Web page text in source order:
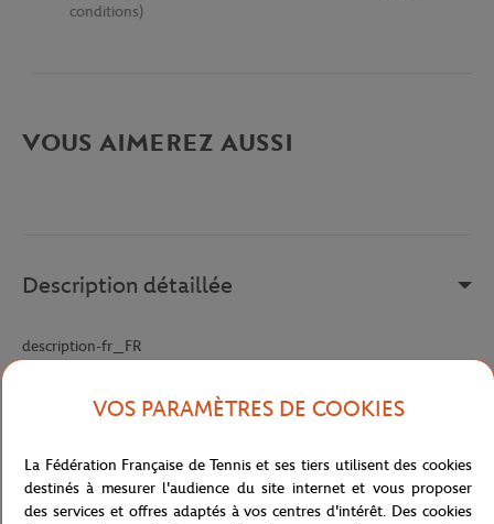
conditions)
VOUS AIMEREZ AUSSI
Description détaillée
description-fr_FR
Caractéristiques
VOS PARAMÈTRES DE COOKIES
La Fédération Française de Tennis et ses tiers utilisent des cookies
destinés à mesurer l'audience du site internet et vous proposer
des services et offres adaptés à vos centres d'intérêt. Des cookies